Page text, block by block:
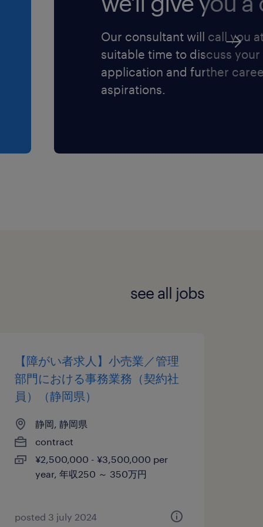
Our consultant will call you
suitable time to discuss your
application and further
aspirations.
see all jobs
【障がい者求人】小売業／管理
部門における事務業務（契約社
員）（静岡県）
静岡, 静岡県
contract
¥2,500,000 - ¥3,500,000 per
year, 年収250 ～ 350万円
posted 3 july 2024